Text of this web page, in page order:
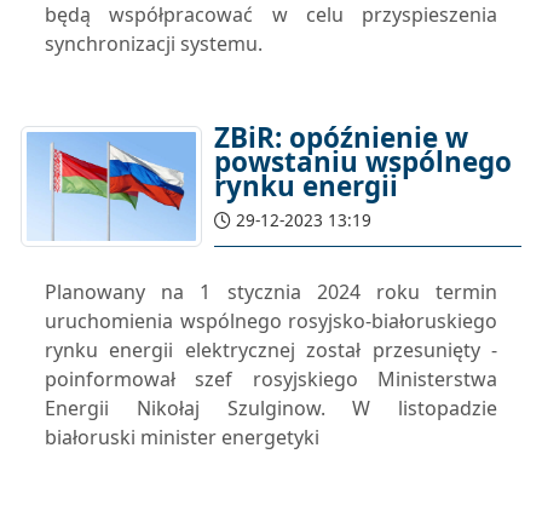
będą współpracować w celu przyspieszenia
synchronizacji systemu.
ZBiR: opóźnienie w
powstaniu wspólnego
rynku energii
29-12-2023 13:19
Planowany na 1 stycznia 2024 roku termin
uruchomienia wspólnego rosyjsko-białoruskiego
rynku energii elektrycznej został przesunięty -
poinformował szef rosyjskiego Ministerstwa
Energii Nikołaj Szulginow. W listopadzie
białoruski minister energetyki